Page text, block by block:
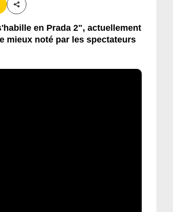
Partager cet article
en Prada 2", actuellement
mieux noté par les spectateurs